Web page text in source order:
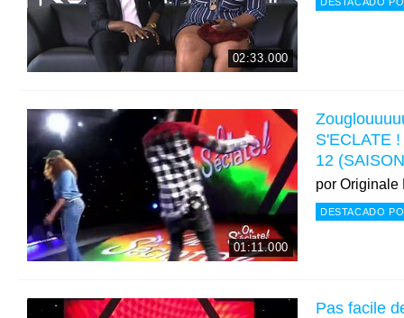
02:33.000
01:11.000
S'ECLATE
12
por Originale
DESTACADO
Pas facile